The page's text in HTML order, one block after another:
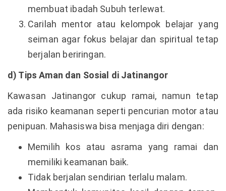
membuat ibadah Subuh terlewat.
Carilah mentor atau kelompok belajar yang
seiman agar fokus belajar dan spiritual tetap
berjalan beriringan.
d) Tips Aman dan Sosial di Jatinangor
Kawasan Jatinangor cukup ramai, namun tetap
ada risiko keamanan seperti pencurian motor atau
penipuan. Mahasiswa bisa menjaga diri dengan:
Memilih kos atau asrama yang ramai dan
memiliki keamanan baik.
Tidak berjalan sendirian terlalu malam.